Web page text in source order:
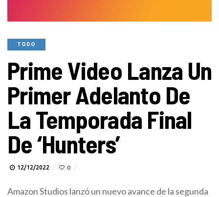
TODO
Prime Video Lanza Un
Primer Adelanto De
La Temporada Final
De ‘Hunters’
12/12/2022 0
Amazon Studios lanzó un nuevo avance de la segunda